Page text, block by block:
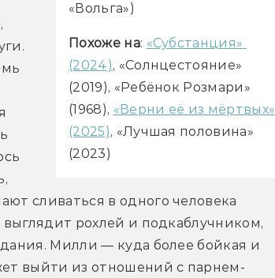
«Вольга»)
Похоже на: «Субстанция»
(2024), «Солнцестояние»
(2019), «Ребёнок Розмари»
(1968), «Верни её из мёртвых»
(2025), «Лучшая половина»
(2023)
сливаться в одного человека
рохлей и подкаблучником,
Милли — куда более бойкая и
выйти из отношений с парнем-